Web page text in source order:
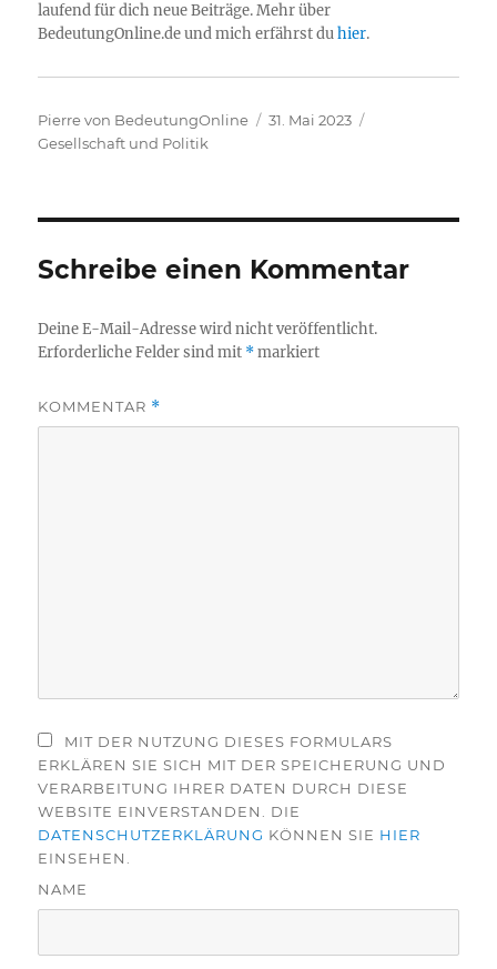
laufend für dich neue Beiträge. Mehr über
BedeutungOnline.de und mich erfährst duhier.
Autor
Pierre von BedeutungOnline
Veröffentlicht
31. Mai 2023
Gesellschaft und Politik
Schreibe einen Kommentar
Deine E-Mail-Adresse wird nicht veröffentlicht.
Erforderliche Felder sind mit *markiert
KOMMENTAR *
MIT DER NUTZUNG DIESES FORMULARS
ERKLÄREN SIE SICH MIT DER SPEICHERUNG UND
VERARBEITUNG IHRER DATEN DURCH DIESE
WEBSITE EINVERSTANDEN. DIE
DATENSCHUTZERKLÄRUNG KÖNNEN SIE HIER
EINSEHEN.
NAME